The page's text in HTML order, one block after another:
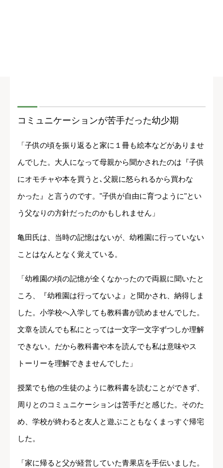
コミュニケーションが苦手だった幼少期
「子供の頃を振り返ると家に１冊も絵本などがありませ
んでした。大人になって母親から聞かされたのは『子供
にオモチャや本を買うと､父親に怒られるから買わな
かった』と言うのです。"子供が自由に育つように"とい
う父なりの方針だったのかもしれません」
亀田氏は、当時の記憶はないが、幼稚園に行っていない
ことはなんとなく覚えている。
「幼稚園の頃の記憶が全くなかったので両親に聞いたと
ころ、『幼稚園は行ってないよ』と聞かされ、納得しま
した。小学校へ入学しても教科書が読めませんでした。
文章を読んでも私にとっては一文字一文字ずつしか理解
できない。だから教科書や本を読んでも私は意味やス
トーリーを理解できませんでした」
授業でも他の生徒のように教科書を読むことができず、
周りとのコミュニケーションは苦手だと感じた。そのた
め、学校が終わると友人と遊ぶこともなくまっすぐ帰宅
した。
「家に帰ると父が経営していた青果店を手伝いました。